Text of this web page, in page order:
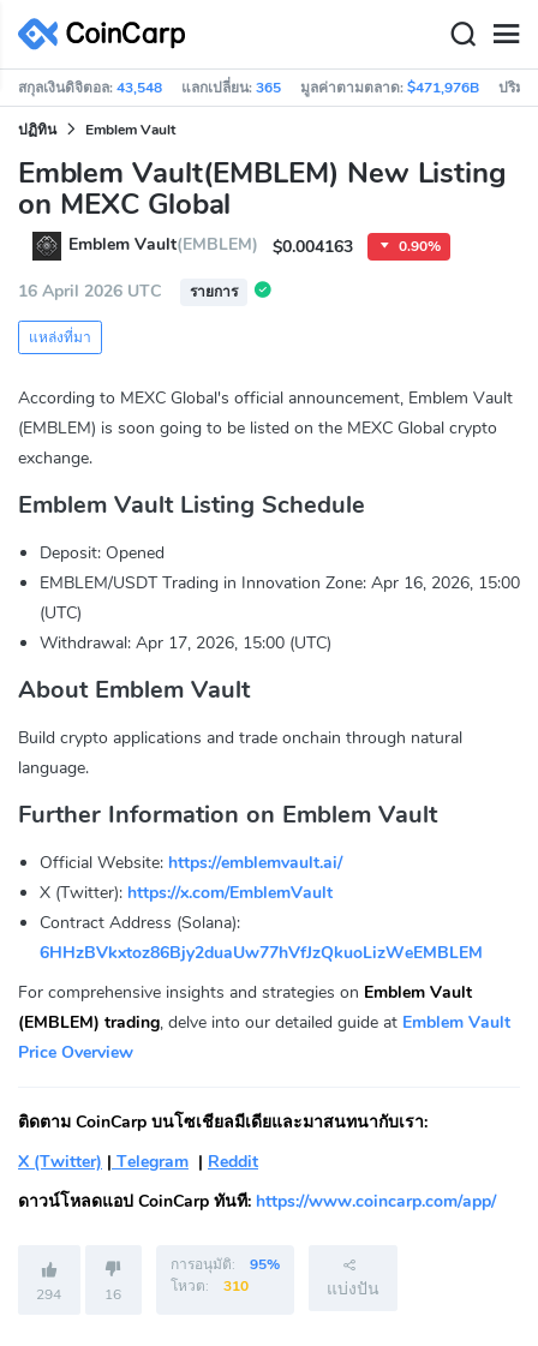
สกุลเงินดิจิตอล:43,548 แลกเปลี่ยน:365 มูลค่าตามตลาด:$471,976B ปริมา
ปฏิทิน Emblem Vault
Emblem Vault(EMBLEM) New Listing
on MEXC Global
Emblem Vault(EMBLEM) $0.004163 0.90%
16 April 2026 UTC รายการ
แหล่งที่มา
According to MEXC Global's official announcement, Emblem Vault
(EMBLEM) is soon going to be listed on the MEXC Global crypto
exchange.
Emblem Vault Listing Schedule
Deposit: Opened
EMBLEM/USDT Trading in Innovation Zone: Apr 16, 2026, 15:00
(UTC)
Withdrawal: Apr 17, 2026, 15:00 (UTC)
About Emblem Vault
Build crypto applications and trade onchain through natural
language.
Further Information on Emblem Vault
Official Website: https://emblemvault.ai/
X (Twitter): https://x.com/EmblemVault
Contract Address (Solana):
6HHzBVkxtoz86Bjy2duaUw77hVfJzQkuoLizWeEMBLEM
For comprehensive insights and strategies on Emblem Vault
(EMBLEM) trading, delve into our detailed guide at Emblem Vault
Price Overview
ติดตาม CoinCarp บนโซเชียลมีเดียและมาสนทนากับเรา:
X (Twitter) | Telegram | Reddit
ดาวน์โหลดแอป CoinCarp ทันที: https://www.coincarp.com/app/
294 16
การอนุมัติ:
95%
โหวต:
310 แบ่งปัน